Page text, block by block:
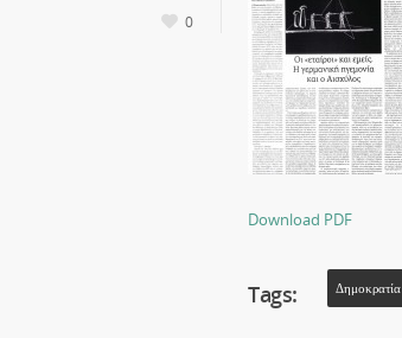
0
Download PDF
Tags: Δημοκρατία